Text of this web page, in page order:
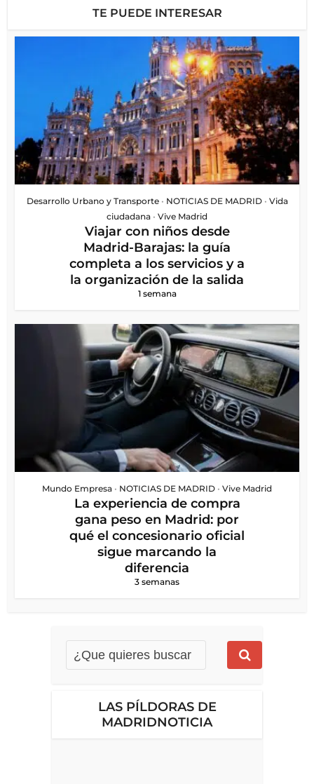
TE PUEDE INTERESAR
Desarrollo Urbano y Transporte • NOTICIAS DE MADRID • Vida
ciudadana • Vive Madrid
Viajar con niños desde
Madrid-Barajas: la guía
completa a los servicios y a
la organización de la salida
1 semana
Mundo Empresa • NOTICIAS DE MADRID • Vive Madrid
La experiencia de compra
gana peso en Madrid: por
qué el concesionario oficial
sigue marcando la
diferencia
3 semanas
LAS PÍLDORAS DE
MADRIDNOTICIA